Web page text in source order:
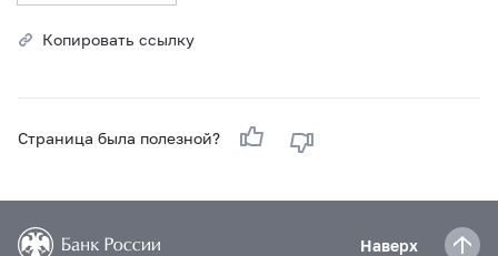
Копировать ссылку
Страница была полезной?
Наверх